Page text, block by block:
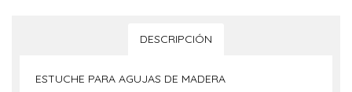
DESCRIPCIÓN
ESTUCHE PARA AGUJAS DE MADERA